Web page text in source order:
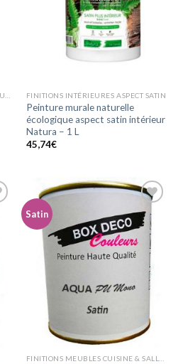
FINITIONS INTÉRIEURES ASPECT SATIN
Peinture murale naturelle
écologique aspect satin intérieur
Natura – 1 L
45,74€
Satin
Ajouter
à la
wishlist